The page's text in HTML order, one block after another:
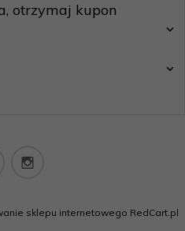
otrzymaj kupon
sklepu internetowego RedCart.pl